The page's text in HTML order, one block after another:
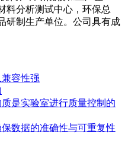
料分析测试中心，环保总
研制生产单位。公司具有成
容性强
是实验室进行质量控制的
数据的准确性与可重复性